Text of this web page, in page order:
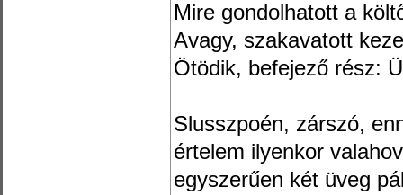
Mire gondolhatott a
Avagy, szakavatott
Ötödik, befejező rész:
Slusszpoén, zárszó,
értelem ilyenkor
egyszerűen két üveg